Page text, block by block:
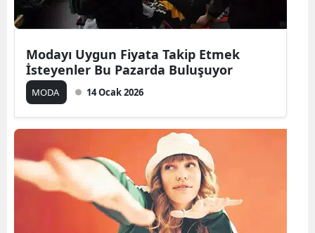
Modayı Uygun Fiyata Takip Etmek
İsteyenler Bu Pazarda Buluşuyor
MODA 14 Ocak 2026